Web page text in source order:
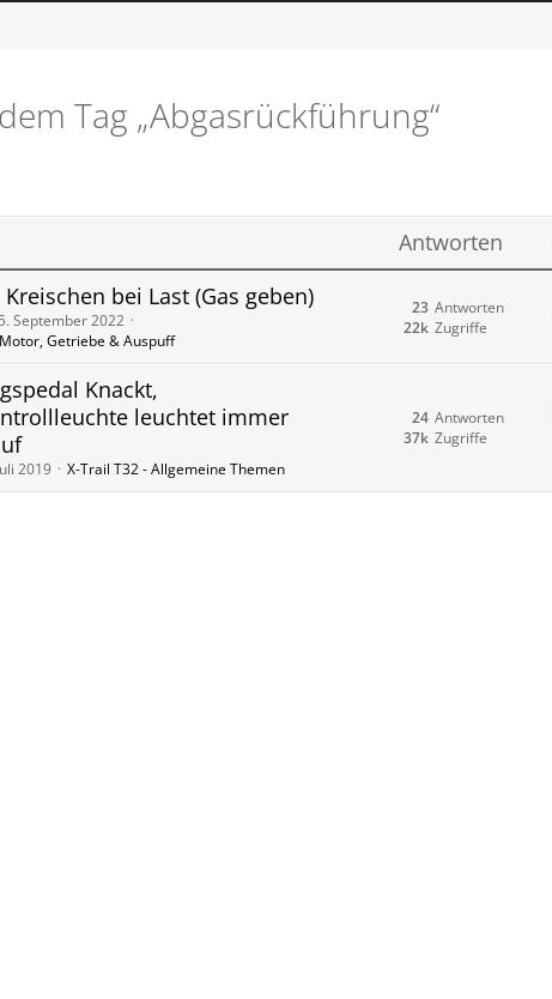
Tag „Abgasrückführung“
Antworten
bei Last (Gas geben)
5. September 2022
Getriebe & Auspuff
Antworten
23
Zugriffe
22k
Knackt,
leuchtet immer
2019 X-Trail T32 - Allgemeine Themen
Antworten
24
Zugriffe
37k